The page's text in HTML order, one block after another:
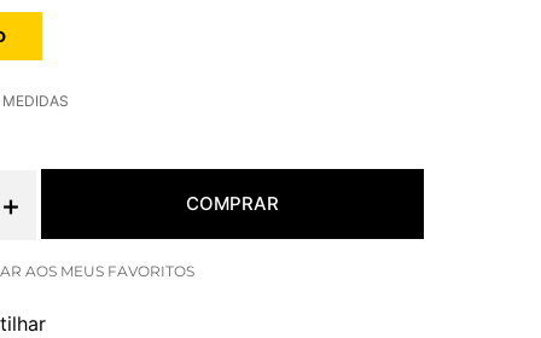
COMPRAR